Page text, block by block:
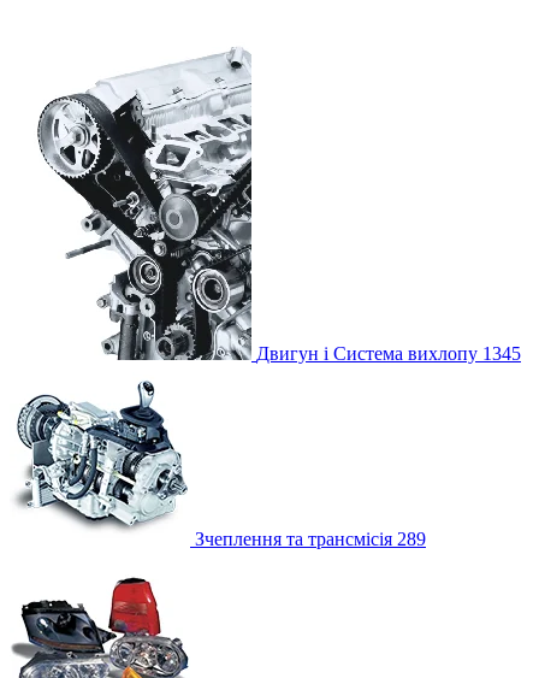
Двигун і Система вихлопу 1345
Зчеплення та трансмісія 289